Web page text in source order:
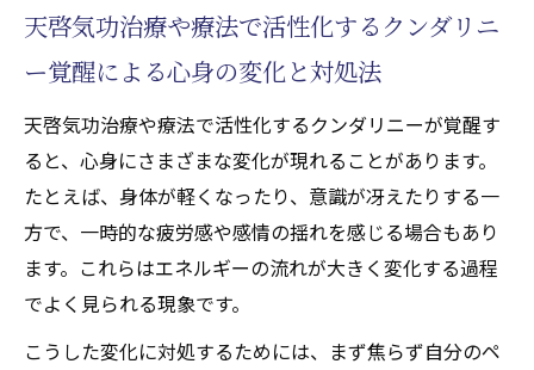
天啓気功治療や療法で活性化するクンダリニ
ー覚醒による心身の変化と対処法
天啓気功治療や療法で活性化するクンダリニーが覚醒す
ると、心身にさまざまな変化が現れることがあります。
たとえば、身体が軽くなったり、意識が冴えたりする一
方で、一時的な疲労感や感情の揺れを感じる場合もあり
ます。これらはエネルギーの流れが大きく変化する過程
でよく見られる現象です。
こうした変化に対処するためには、まず焦らず自分のペ